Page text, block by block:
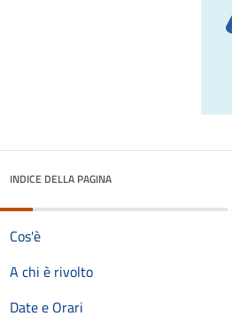
INDICE DELLA PAGINA
Cos'è
A chi è rivolto
Date e Orari